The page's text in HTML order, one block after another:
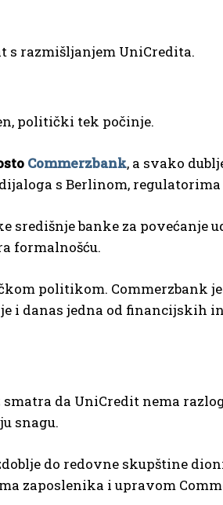
s razmišljanjem UniCredita.
politički tek počinje.
Commerzbank, a svako
s Berlinom,
središnje banke za povećanje
formalnošću.
politikom. Commerzbank
i danas jedna od financijskih
smatra da UniCredit nema
snagu.
do redovne skupštine
zaposlenika i upravom